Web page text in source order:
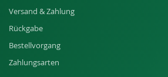
Versand & Zahlung
Rückgabe
Bestellvorgang
Zahlungsarten